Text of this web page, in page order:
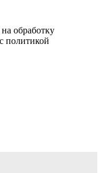
обработку
политикой